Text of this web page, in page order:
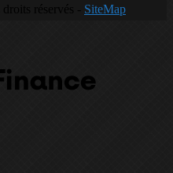
SiteMap